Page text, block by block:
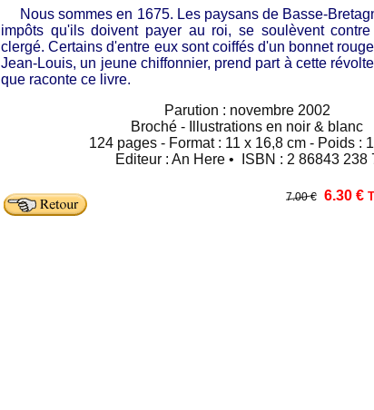
Nous sommes en 1675. Les paysans de Basse-
impôts qu'ils doivent payer au roi, se soulèvent
clergé. Certains d'entre eux sont coiffés d'un bonnet
Jean-Louis, un jeune chiffonnier, prend part à cette
que raconte ce livre.
Parution : novembre 2002
Broché - Illustrations en noir & blanc
124 pages - Format : 11 x 16,8 cm - Poids :
Editeur : An Here • ISBN : 2 86843 238
7.00 € 6.30 €